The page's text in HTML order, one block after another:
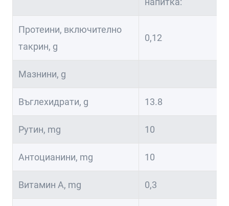
Протеини, включително
такрин, g
0,12
Мазнини, g
Въглехидрати, g 13.8
Рутин, mg 10
Антоцианини, mg 10
Витамин А, mg 0,3